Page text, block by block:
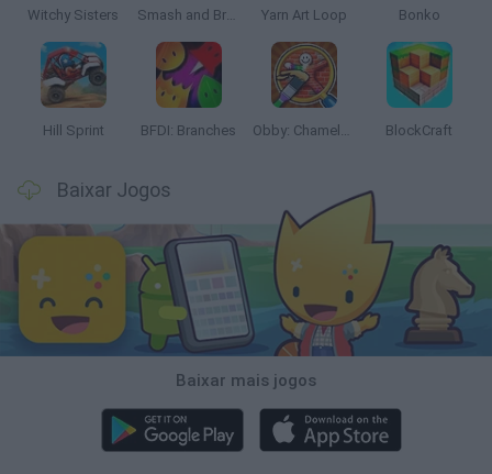
Witchy Sisters Smash and Break Yarn Art Loop Bonko
Hill Sprint BFDI: Branches Obby: Chameleon: Paint & Hide BlockCraft
Baixar Jogos
Baixar mais jogos